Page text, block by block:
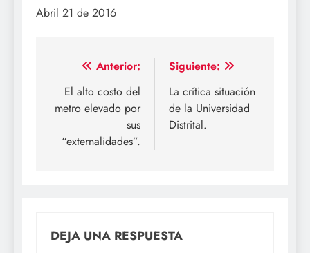
Abril 21 de 2016
Navegación
de
entradas
Anterior:
El alto costo del
metro elevado por
sus
“externalidades”.
Siguiente:
La crítica situación
de la Universidad
Distrital.
DEJA UNA RESPUESTA